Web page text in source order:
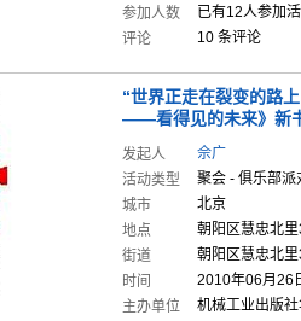
参加人数
已有12人参加
评论
10 条评论
“世界正走在裂变的路
——看得见的未来》新
发起人
佘广
活动类型
聚会 - 俱乐部派
城市
北京
地点
朝阳区慧忠北
街道
朝阳区慧忠北
时间
2010年06月26
主办单位
机械工业出版社